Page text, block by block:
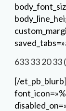
633 33 20 33
[/